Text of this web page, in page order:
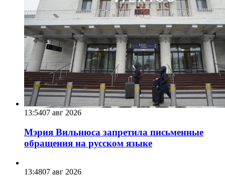
13:5407 авг 2026
Мэрия Вильнюса запретила письменные
обращения на русском языке
13:4807 авг 2026